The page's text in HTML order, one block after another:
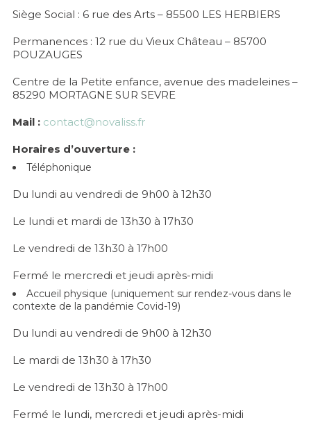
Siège Social : 6 rue des Arts – 85500 LES HERBIERS
Permanences : 12 rue du Vieux Château – 85700
POUZAUGES
Centre de la Petite enfance, avenue des madeleines –
85290 MORTAGNE SUR SEVRE
Mail : contact@novaliss.fr
Horaires d’ouverture :
Téléphonique
Du lundi au vendredi de 9h00 à 12h30
Le lundi et mardi de 13h30 à 17h30
Le vendredi de 13h30 à 17h00
Fermé le mercredi et jeudi après-midi
Accueil physique (uniquement sur rendez-vous dans le
contexte de la pandémie Covid-19)
Du lundi au vendredi de 9h00 à 12h30
Le mardi de 13h30 à 17h30
Le vendredi de 13h30 à 17h00
Fermé le lundi, mercredi et jeudi après-midi